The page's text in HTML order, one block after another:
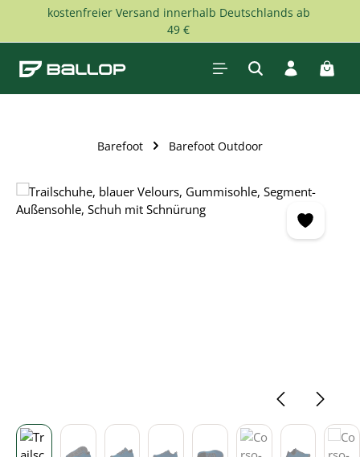
Zum Hauptinhalt springen
kostenfreier Versand innerhalb Deutschlands ab
49 €
Barefoot Barefoot Outdoor
Bildergalerie überspringen